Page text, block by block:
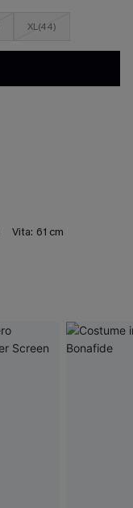
XL(44)
Vita: 61 cm